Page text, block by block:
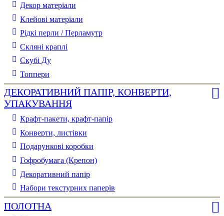
Декор матеріали
Клейові матеріали
Рідкі перли / Перламутр
Скляні краплі
Скубі Ду
Топпери
ДЕКОРАТИВНИЙ ПАПІР, КОНВЕРТИ,
УПАКУВАННЯ
Крафт-пакети, крафт-папір
Конверти, листівки
Подарункові коробки
Гофробумага (Крепон)
Декоративний папір
Набори текстурних паперів
ПОЛОТНА